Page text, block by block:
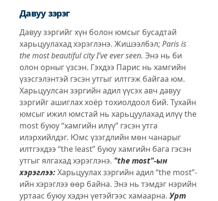
Давуу зэрэг
Давуу зэргийг хүн болон юмсыг бусадтай
харьцуулахад хэрэглэнэ. Жишээлбэл; Paris is
the most beautiful city I’ve ever seen. Энэ нь би
олон орныг үзсэн. Гэхдээ Парис нь хамгийн
үзэсгэлэнтэй гэсэн утгыг илтгэж байгаа юм.
Харьцуулсан зэргийн адил үүсэх авч давуу
зэргийг ашиглах хоёр тохиолдоол бий. Тухайн
юмсыг ижил юмстай нь харьцуулахад илүү the
most буюу “хамгийн илүү” гэсэн утга
илэрхийлдэг. Юмс үзэгдлийн мөн чанарыг
илтгэхдээ “the least” буюу хамгийн бага гэсэн
утгыг ялгахад хэрэглэнэ. "the most"-ын
хэрэглээ:Харьцуулах зэргийн адил “the most”-
ийн хэрэглээ өөр байна. Энэ нь тэмдэг нэрийн
уртаас буюу хэдэн үетэйгээс хамаарна. Урт